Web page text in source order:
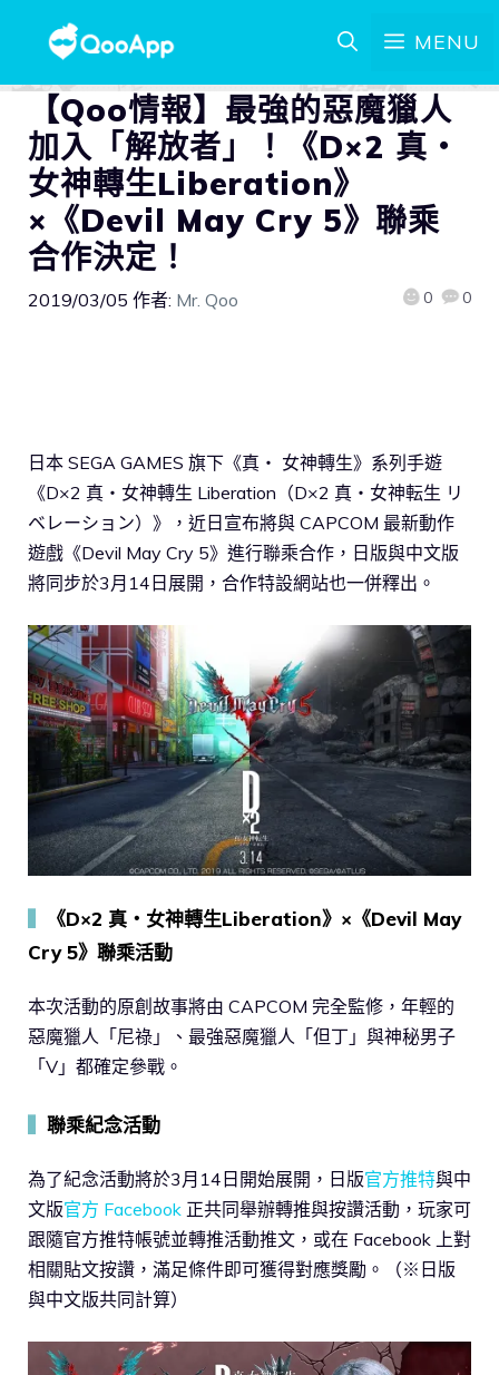
MENU
【Qoo情報】最強的惡魔獵人
加入「解放者」！《D×2 真・
女神轉生Liberation》
×《Devil May Cry 5》聯乘
合作決定！
2019/03/05 作者: Mr. Qoo 0 0
日本 SEGA GAMES 旗下《真・ 女神轉生》系列手遊
《D×2 真・女神轉生 Liberation（D×2 真・女神転生 リ
ベレーション）》，近日宣布將與 CAPCOM 最新動作
遊戲《Devil May Cry 5》進行聯乘合作，日版與中文版
將同步於3月14日展開，合作特設網站也一併釋出。
《D×2 真・女神轉生Liberation》×《Devil May
Cry 5》聯乘活動
本次活動的原創故事將由 CAPCOM 完全監修，年輕的
惡魔獵人「尼祿」、最強惡魔獵人「但丁」與神秘男子
「V」都確定參戰。
聯乘紀念活動
為了紀念活動將於3月14日開始展開，日版官方推特與中
文版官方 Facebook 正共同舉辦轉推與按讚活動，玩家可
跟隨官方推特帳號並轉推活動推文，或在 Facebook 上對
相關貼文按讚，滿足條件即可獲得對應獎勵。（※日版
與中文版共同計算）